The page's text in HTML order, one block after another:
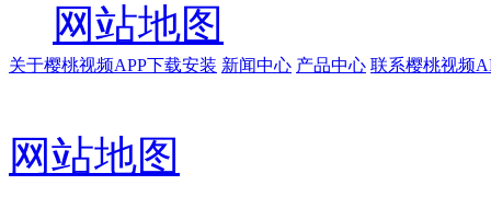
网站地图
关于樱桃视频APP下载安装 新闻中心 产品中心 联系樱桃视频
网站地图